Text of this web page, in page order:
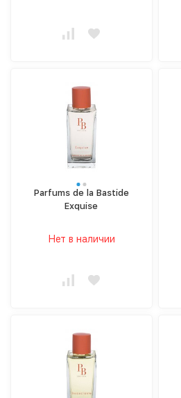
Parfums de la Bastide
Exquise
Нет в наличии